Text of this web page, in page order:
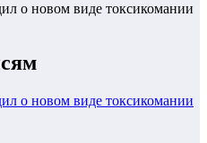
о новом виде токсикомании
о новом виде токсикомании